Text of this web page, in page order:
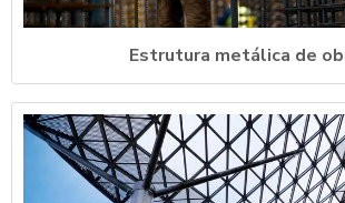
Estrutura metálica de